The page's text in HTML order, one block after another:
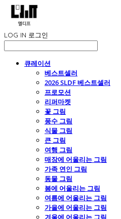
LOG IN 로그인
큐레이션
베스트셀러
2026 SLDF 베스트셀러
프로모션
리퍼마켓
꽃 그림
풍수 그림
식물 그림
큰 그림
여행 그림
매장에 어울리는 그림
가족 연인 그림
동물 그림
봄에 어울리는 그림
여름에 어울리는 그림
가을에 어울리는 그림
겨울에 어울리는 그림